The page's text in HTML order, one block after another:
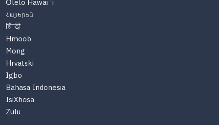
Ōlelo Hawaiʻi
Հայերեն
हिंदी
Hmoob
Mong
Hrvatski
Igbo
Bahasa Indonesia
IsiXhosa
Zulu